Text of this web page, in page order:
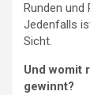
Runden und
Jedenfalls
Sicht.
Und womit
gewinnt?